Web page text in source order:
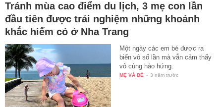
Tránh mùa cao điểm du lịch, 3 mẹ con lần
đầu tiên được trải nghiệm những khoảnh
khắc hiếm có ở Nha Trang
Một ngày các em bé được ra
biển vô số lần mà vẫn cảm thấy
vô cùng hào hứng.
MẸ VÀ BÉ - 3 năm trước